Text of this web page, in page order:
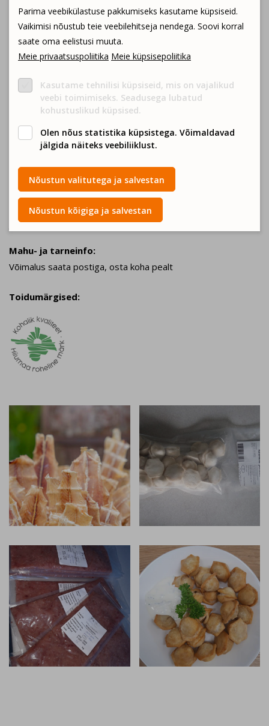
Parima veebikülastuse pakkumiseks kasutame küpsiseid.
Vaikimisi nõustub teie veebilehitseja nendega. Soovi korral
saate oma eelistusi muuta.
Meie privaatsuspoliitika Meie küpsisepoliitika
Kasutame tehnilisi küpsiseid, mis on vajalikud
veebi toimimiseks. Seadusega lubatud
kohustuslikud küpsised.
Olen nõus statistika küpsistega. Võimaldavad
jälgida näiteks veebiliiklust.
Nõustun valitutega ja salvestan
Nõustun kõigiga ja salvestan
vaja kuidagi turustada, sest kõiki kalaliike Hiiumaalt välja ei
veeta. Liana ja Virko valmistavad kuivatatud kala tooteid
kõikvõimalikest liikidest, mida Hiiumaal merest püüda saab.
Millist toodangut pakume?
Kalatooted

Värske kala,vinnutatud kalafileed, kala hakkliha, kala frikadellid
ja kalapelmeenid.
Mahu- ja tarneinfo:
Võimalus saata postiga, osta koha pealt
Toidumärgised: